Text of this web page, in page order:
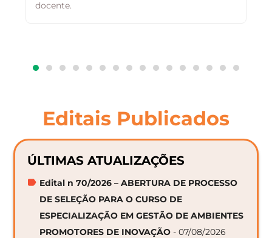
docente.
Editais Publicados
ÚLTIMAS ATUALIZAÇÕES
Edital n 70/2026 – ABERTURA DE PROCESSO
DE SELEÇÃO PARA O CURSO DE
ESPECIALIZAÇÃO EM GESTÃO DE AMBIENTES
PROMOTORES DE INOVAÇÃO - 07/08/2026